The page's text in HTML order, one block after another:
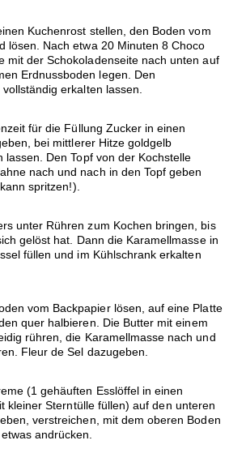
Kuchenrost stellen, den Boden vom
lösen. Nach etwa 20 Minuten 8 Choco
mit der Schokoladenseite nach unten auf
Erdnussboden legen. Den
erkalten lassen.
für die Füllung Zucker in einen
bei mittlerer Hitze goldgelb
lassen. Den Topf von der Kochstelle
nach und nach in den Topf geben
spritzen!).
unter Rühren zum Kochen bringen, bis
gelöst hat. Dann die Karamellmasse in
füllen und im Kühlschrank erkalten
vom Backpapier lösen, auf eine Platte
quer halbieren. Die Butter mit einem
rühren, die Karamellmasse nach und
Fleur de Sel dazugeben.
(1 gehäuften Esslöffel in einen
kleiner Sterntülle füllen) auf den unteren
verstreichen, mit dem oberen Boden
andrücken.